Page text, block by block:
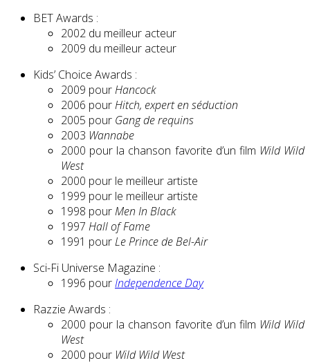
BET Awards :
2002 du meilleur acteur
2009 du meilleur acteur
Kids’ Choice Awards :
2009 pourHancock
2006 pourHitch, expert en séduction
2005 pour Gang de requins
2003 Wannabe
2000 pour la chanson favorite d’un film Wild Wild
West
2000 pour le meilleur artiste
1999 pour le meilleur artiste
1998 pourMen In Black
1997 Hall of Fame
1991 pourLe Prince de Bel-Air
Sci-Fi Universe Magazine :
1996 pourIndependence Day
Razzie Awards :
2000 pour la chanson favorite d’un film Wild Wild
West
2000 pour Wild Wild West